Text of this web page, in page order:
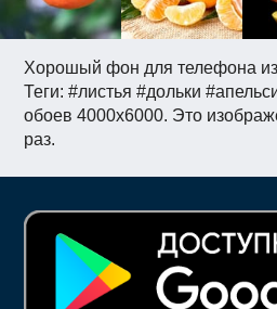
Хорошый фон для телефона из
Теги: #листья #дольки
обоев 4000x6000. Это
раз.